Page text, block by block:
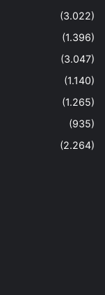
(3.022)
(1.396)
(3.047)
(1.140)
(1.265)
(935)
(2.264)